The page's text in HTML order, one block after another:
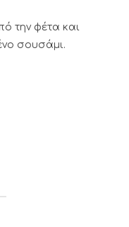
την φέτα και
σουσάμι.